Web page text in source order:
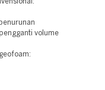
volume